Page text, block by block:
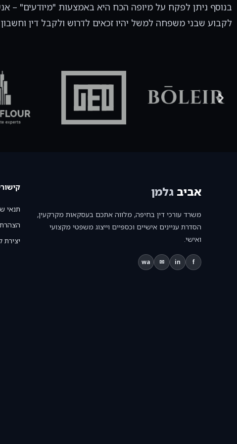
בנוסף ניתן לפקח על מיופה הכח היא באמצעות "מיודעים" –
לקבוע שבני משפחה למשל יהיו זכאים לדרוש ולקבל דין
אביב גלמן
משרד עורכי דין בחיפה, מלווה אתכם בעסקאות מקרקעין,
הסדרת עניינים אישיים וכספיים וייצוג משפטי מקצועי
ואישי.
f
in
✉
wa
תנאי
הצהרת
יצירת